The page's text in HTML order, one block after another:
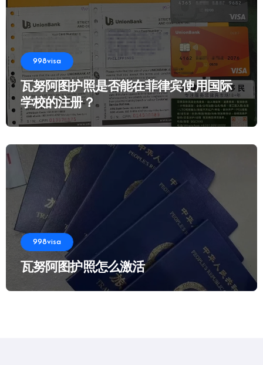
998visa
瓦努阿图护照是否能在菲律宾使用国际
学校的注册？
998visa
瓦努阿图护照怎么激活